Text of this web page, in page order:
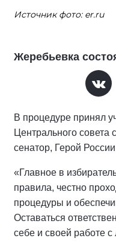
Источник фото: er.ru
Жеребьевка
В процедуре принял
Центрального совета
сенатор, Герой России
«Главное в
правила, честно
процедуры и
Оставаться
себе и своей работе